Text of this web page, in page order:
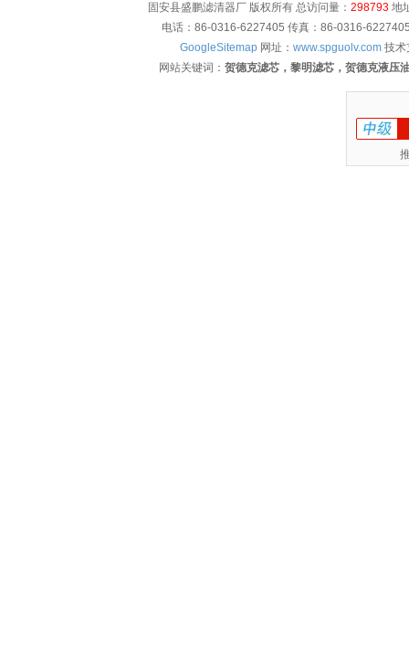
固安县盛鹏滤清器厂 版权所有 总访问量： 298793地
电话：86-0316-6227405 传真：86-0316-
GoogleSitemap 网址： www.spguolv.com 技术
网站关键词： 贺德克滤芯，黎明滤芯，贺德克液压